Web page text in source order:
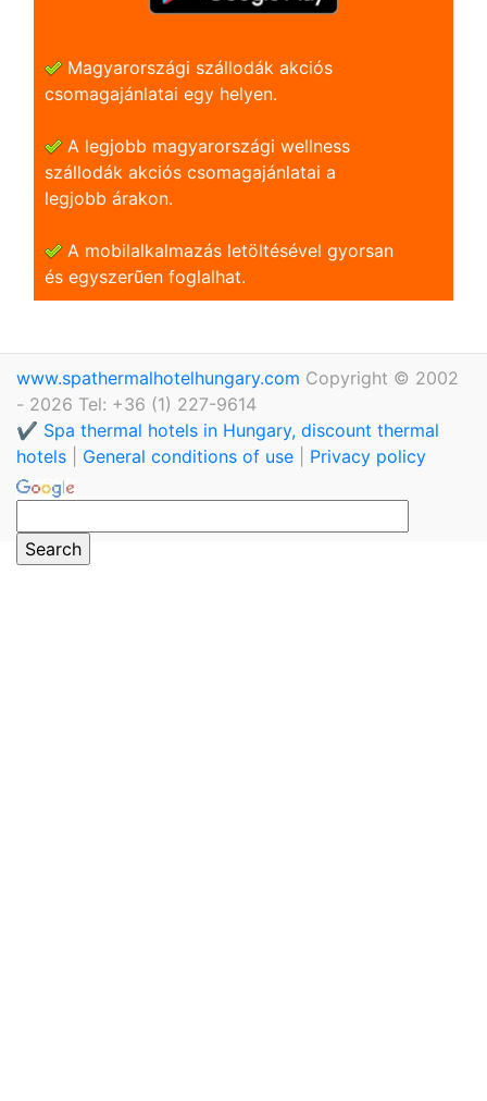
Magyarországi szállodák akciós
csomagajánlatai egy helyen.
A legjobb magyarországi wellness
szállodák akciós csomagajánlatai a
legjobb árakon.
A mobilalkalmazás letöltésével gyorsan
és egyszerũen foglalhat.
www.spathermalhotelhungary.com Copyright © 2002
- 2026 Tel: +36 (1) 227-9614
✔️ Spa thermal hotels in Hungary, discount thermal
hotels
General conditions of use Privacy policy